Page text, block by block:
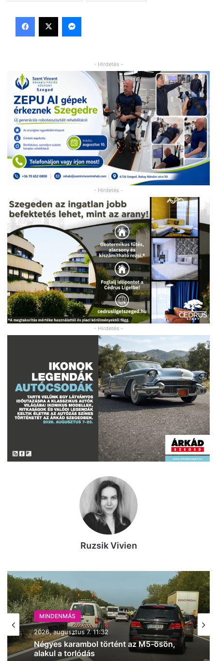
Facebook
X Messenger
- Hirdetés -
- Hirdetés -
- Hirdetés -
Ruzsik Vivien
MINDENMÁS
2026, augusztus 7. 11:32
MINDENMÁS
2026, augusztus 7. 10:27
Több mint 6000 gyerek sportolását